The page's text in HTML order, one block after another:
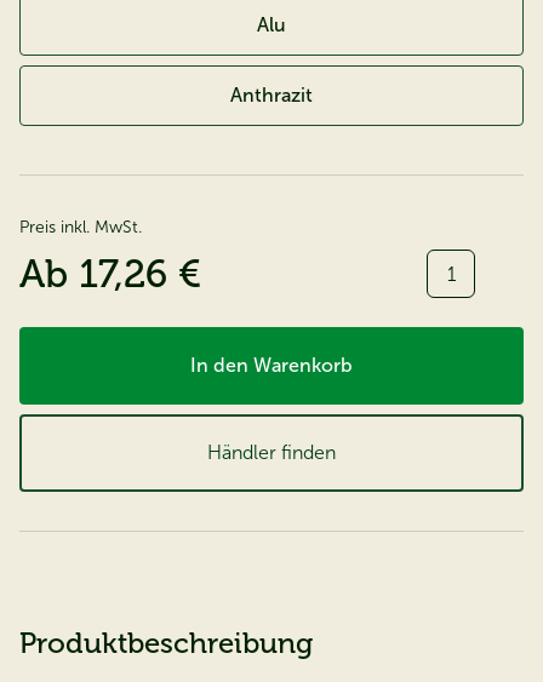
Alu
Anthrazit
Preis inkl. MwSt.
Ab 17,26 € Menge:
In den Warenkorb
Händler finden
Produktbeschreibung